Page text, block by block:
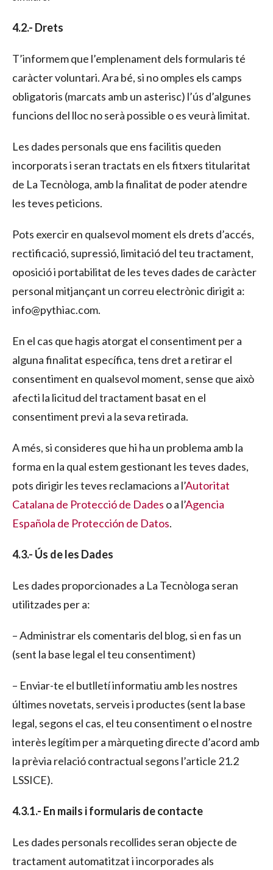
4.2.- Drets
T’informem que l’emplenament dels formularis té
caràcter voluntari. Ara bé, si no omples els camps
obligatoris (marcats amb un asterisc) l’ús d’algunes
funcions del lloc no serà possible o es veurà limitat.
Les dades personals que ens facilitis queden
incorporats i seran tractats en els fitxers titularitat
de La Tecnòloga, amb la finalitat de poder atendre
les teves peticions.
Pots exercir en qualsevol moment els drets d’accés,
rectificació, supressió, limitació del teu tractament,
oposició i portabilitat de les teves dades de caràcter
personal mitjançant un correu electrònic dirigit a:
info@pythiac.com.
En el cas que hagis atorgat el consentiment per a
alguna finalitat específica, tens dret a retirar el
consentiment en qualsevol moment, sense que això
afecti la licitud del tractament basat en el
consentiment previ a la seva retirada.
A més, si consideres que hi ha un problema amb la
forma en la qual estem gestionant les teves dades,
pots dirigir les teves reclamacions a l’Autoritat
Catalana de Protecció de Dades o a l’Agencia
Española de Protección de Datos.
4.3.- Ús de les Dades
Les dades proporcionades a La Tecnòloga seran
utilitzades per a:
– Administrar els comentaris del blog, si en fas un
(sent la base legal el teu consentiment)
– Enviar-te el butlletí informatiu amb les nostres
últimes novetats, serveis i productes (sent la base
legal, segons el cas, el teu consentiment o el nostre
interès legítim per a màrqueting directe d’acord amb
la prèvia relació contractual segons l’article 21.2
LSSICE).
4.3.1.- En mails i formularis de contacte
Les dades personals recollides seran objecte de
tractament automatitzat i incorporades als